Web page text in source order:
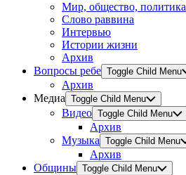
Мир, общество, политика
Слово раввина
Интервью
Истории жизни
Архив
Вопросы ребе Toggle Child Menu
Архив
Медиа Toggle Child Menu
Видео Toggle Child Menu
Архив
Музыка Toggle Child Menu
Архив
Общины Toggle Child Menu